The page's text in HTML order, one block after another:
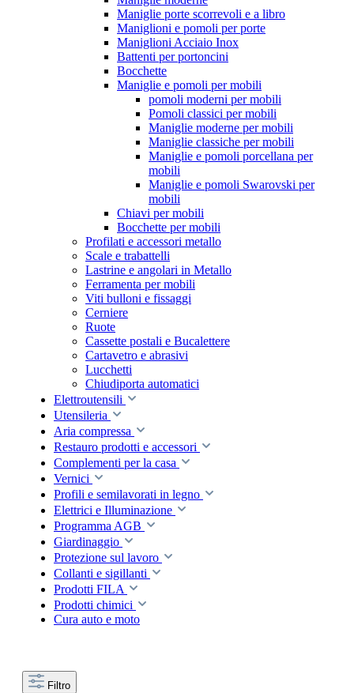
Maniglie porte scorrevoli e a libro
Maniglioni e pomoli per porte
Maniglioni Acciaio Inox
Battenti per portoncini
Bocchette
Maniglie e pomoli per mobili
pomoli moderni per mobili
Pomoli classici per mobili
Maniglie moderne per mobili
Maniglie classiche per mobili
Maniglie e pomoli porcellana per
mobili
Maniglie e pomoli Swarovski per
mobili
Chiavi per mobili
Bocchette per mobili
Profilati e accessori metallo
Scale e trabattelli
Lastrine e angolari in Metallo
Ferramenta per mobili
Viti bulloni e fissaggi
Cerniere
Ruote
Cassette postali e Bucalettere
Cartavetro e abrasivi
Lucchetti
Chiudiporta automatici
Elettroutensili
Utensileria
Aria compressa
Restauro prodotti e accessori
Complementi per la casa
Vernici
Profili e semilavorati in legno
Elettrici e Illuminazione
Programma AGB
Giardinaggio
Protezione sul lavoro
Collanti e sigillanti
Prodotti FILA
Prodotti chimici
Cura auto e moto
Filtro